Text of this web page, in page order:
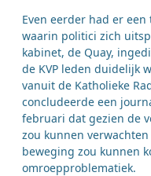
Even eerder had er
waarin politici zich
kabinet, de Quay,
de KVP leden duidelijk
vanuit de Katholieke
concludeerde een
februari dat gezien de
zou kunnen
beweging zou kunnen
omroepproblematiek.